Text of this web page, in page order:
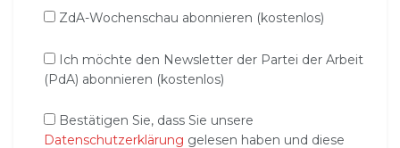
ZdA-Wochenschau abonnieren (kostenlos)
Ich möchte den Newsletter der Partei der Arbeit
(PdA) abonnieren (kostenlos)
Bestätigen Sie, dass Sie unsere
Datenschutzerklärung gelesen haben und diese